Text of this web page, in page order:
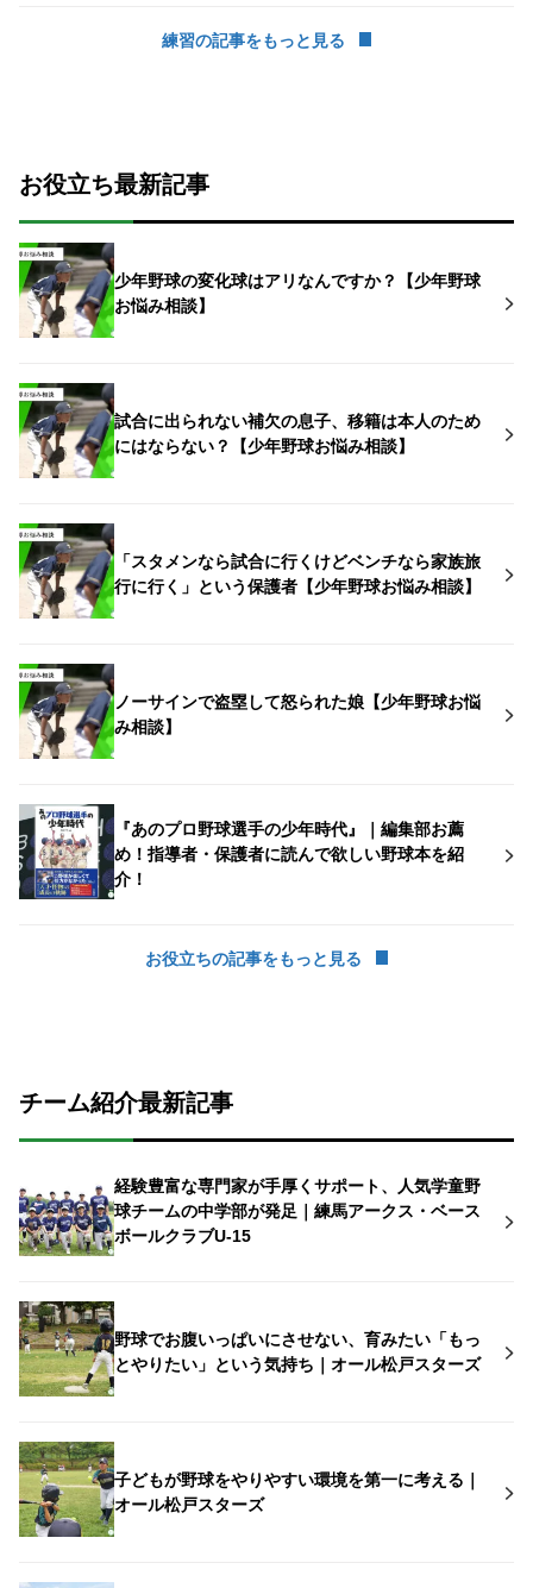
練習の記事をもっと見る
お役立ち最新記事
少年野球の変化球はアリなんですか？【少年野球
お悩み相談】
試合に出られない補欠の息子、移籍は本人のため
にはならない？【少年野球お悩み相談】
「スタメンなら試合に行くけどベンチなら家族旅
行に行く」という保護者【少年野球お悩み相談】
ノーサインで盗塁して怒られた娘【少年野球お悩
み相談】
『あのプロ野球選手の少年時代』｜編集部お薦
め！指導者・保護者に読んで欲しい野球本を紹
介！
お役立ちの記事をもっと見る
チーム紹介最新記事
経験豊富な専門家が手厚くサポート、人気学童野
球チームの中学部が発足｜練馬アークス・ベース
ボールクラブU-15
野球でお腹いっぱいにさせない、育みたい「もっ
とやりたい」という気持ち｜オール松戸スターズ
子どもが野球をやりやすい環境を第一に考える｜
オール松戸スターズ